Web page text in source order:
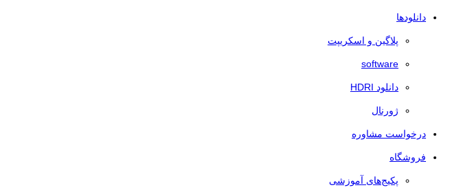
دانلودها
پلاگین و اسکریپت
software
دانلود HDRI
ژورنال
درخواست مشاوره
فروشگاه
پکیج‌های آموزشی